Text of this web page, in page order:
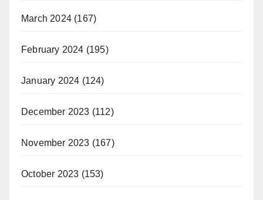
March 2024 (167)
February 2024 (195)
January 2024 (124)
December 2023 (112)
November 2023 (167)
October 2023 (153)